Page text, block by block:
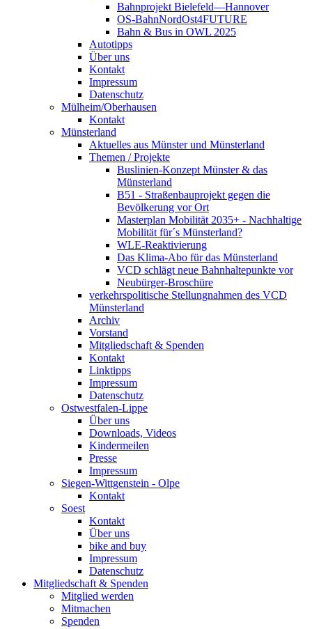
Bahnprojekt Bielefeld—Hannover
OS-BahnNordOst4FUTURE
Bahn & Bus in OWL 2025
Autotipps
Über uns
Kontakt
Impressum
Datenschutz
Mülheim/Oberhausen
Kontakt
Münsterland
Aktuelles aus Münster und Münsterland
Themen / Projekte
Buslinien-Konzept Münster & das
Münsterland
B51 - Straßenbauprojekt gegen die
Bevölkerung vor Ort
Masterplan Mobilität 2035+ - Nachhaltige
Mobilität für´s Münsterland?
WLE-Reaktivierung
Das Klima-Abo für das Münsterland
VCD schlägt neue Bahnhaltepunkte vor
Neubürger-Broschüre
verkehrspolitische Stellungnahmen des VCD
Münsterland
Archiv
Vorstand
Mitgliedschaft & Spenden
Kontakt
Linktipps
Impressum
Datenschutz
Ostwestfalen-Lippe
Über uns
Downloads, Videos
Kindermeilen
Presse
Impressum
Siegen-Wittgenstein - Olpe
Kontakt
Soest
Kontakt
Über uns
bike and buy
Impressum
Datenschutz
Mitgliedschaft & Spenden
Mitglied werden
Mitmachen
Spenden